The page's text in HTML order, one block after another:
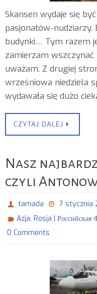
Skansen wydaje się
pasjonatów-
budynki… Tym razem
zamierzam
uważam. Z drugiej
wrześniowa niedziela
wydawała się dużo
CZYTAJ DALEJ
Nasz
czyli
tamada
7 stycznia
Azja,Rosja | Российская
0 Comments